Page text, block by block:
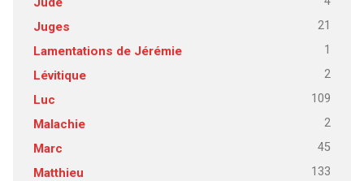
Juges 21
Lamentations de Jérémie 1
Lévitique 2
Luc 109
Malachie 2
Marc 45
Matthieu 133